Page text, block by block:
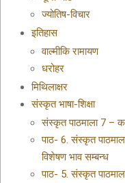
ज्योतिष-विचार
इतिहास
वाल्मीकि रामायण
धरोहर
मिथिलाक्षर
संस्कृत भाषा-शिक्षा
संस्कृत पाठमाला 7 –
पाठ- 6. संस्कृत
विशेषण भाव सम्बन्ध
पाठ- 5. संस्कृत